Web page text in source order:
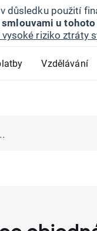
důsledku použití
u
riziko ztráty
Vzdělávání